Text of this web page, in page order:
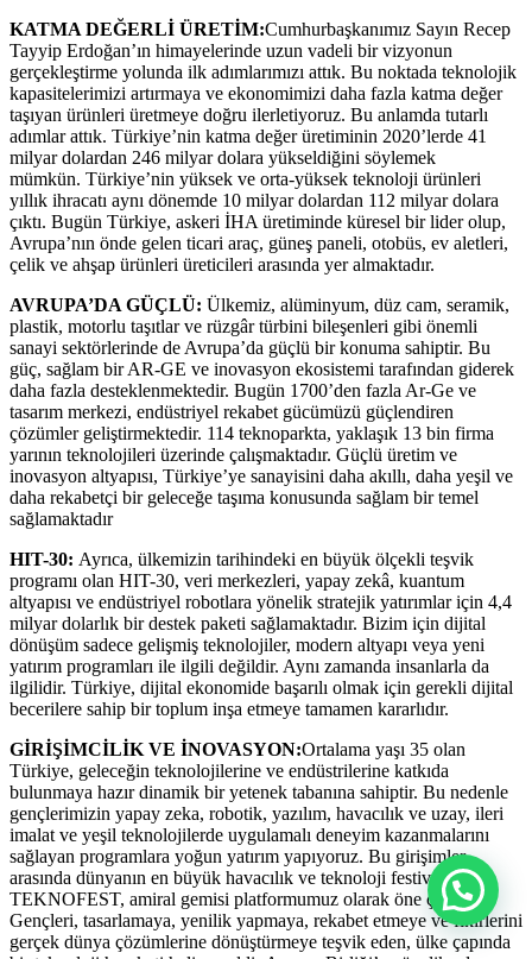
KATMA DEĞERLİ ÜRETİM:Cumhurbaşkanımız Sayın Recep
Tayyip Erdoğan’ın himayelerinde uzun vadeli bir vizyonun
gerçekleştirme yolunda ilk adımlarımızı attık. Bu noktada teknolojik
kapasitelerimizi artırmaya ve ekonomimizi daha fazla katma değer
taşıyan ürünleri üretmeye doğru ilerletiyoruz. Bu anlamda tutarlı
adımlar attık. Türkiye’nin katma değer üretiminin 2020’lerde 41
milyar dolardan 246 milyar dolara yükseldiğini söylemek
mümkün. Türkiye’nin yüksek ve orta-yüksek teknoloji ürünleri
yıllık ihracatı aynı dönemde 10 milyar dolardan 112 milyar dolara
çıktı. Bugün Türkiye, askeri İHA üretiminde küresel bir lider olup,
Avrupa’nın önde gelen ticari araç, güneş paneli, otobüs, ev aletleri,
çelik ve ahşap ürünleri üreticileri arasında yer almaktadır.
AVRUPA’DA GÜÇLÜ: Ülkemiz, alüminyum, düz cam, seramik,
plastik, motorlu taşıtlar ve rüzgâr türbini bileşenleri gibi önemli
sanayi sektörlerinde de Avrupa’da güçlü bir konuma sahiptir. Bu
güç, sağlam bir AR-GE ve inovasyon ekosistemi tarafından giderek
daha fazla desteklenmektedir. Bugün 1700’den fazla Ar-Ge ve
tasarım merkezi, endüstriyel rekabet gücümüzü güçlendiren
çözümler geliştirmektedir. 114 teknoparkta, yaklaşık 13 bin firma
yarının teknolojileri üzerinde çalışmaktadır. Güçlü üretim ve
inovasyon altyapısı, Türkiye’ye sanayisini daha akıllı, daha yeşil ve
daha rekabetçi bir geleceğe taşıma konusunda sağlam bir temel
sağlamaktadır
HIT-30: Ayrıca, ülkemizin tarihindeki en büyük ölçekli teşvik
programı olan HIT-30, veri merkezleri, yapay zekâ, kuantum
altyapısı ve endüstriyel robotlara yönelik stratejik yatırımlar için 4,4
milyar dolarlık bir destek paketi sağlamaktadır. Bizim için dijital
dönüşüm sadece gelişmiş teknolojiler, modern altyapı veya yeni
yatırım programları ile ilgili değildir. Aynı zamanda insanlarla da
ilgilidir. Türkiye, dijital ekonomide başarılı olmak için gerekli dijital
becerilere sahip bir toplum inşa etmeye tamamen kararlıdır.
GİRİŞİMCİLİK VE İNOVASYON:Ortalama yaşı 35 olan
Türkiye, geleceğin teknolojilerine ve endüstrilerine katkıda
bulunmaya hazır dinamik bir yetenek tabanına sahiptir. Bu nedenle
gençlerimizin yapay zeka, robotik, yazılım, havacılık ve uzay, ileri
imalat ve yeşil teknolojilerde uygulamalı deneyim kazanmalarını
sağlayan programlara yoğun yatırım yapıyoruz. Bu girişimler
arasında dünyanın en büyük havacılık ve teknoloji festivali olan
TEKNOFEST, amiral gemisi platformumuz olarak öne çıkıyor.
Gençleri, tasarlamaya, yenilik yapmaya, rekabet etmeye ve fikirlerini
gerçek dünya çözümlerine dönüştürmeye teşvik eden, ülke çapında